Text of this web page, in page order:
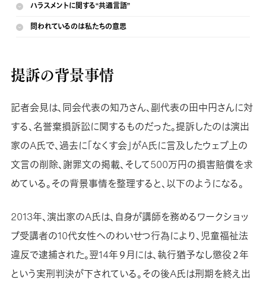
ハラスメントに関する“共通言語”
問われているのは私たちの意思
提訴の背景事情
記者会見は、同会代表の知乃さん、副代表の田中円さんに対
する、名誉棄損訴訟に関するものだった。提訴したのは演出
家のA氏で、過去に「なくす会」がA氏に言及したウェブ上の
文言の削除、謝罪文の掲載、そして500万円の損害賠償を求
めている。その背景事情を整理すると、以下のようになる。
2013年、演出家のA氏は、自身が講師を務めるワークショッ
プ受講者の10代女性へのわいせつ行為により、児童福祉法
違反で逮捕された。翌14年９月には、執行猶予なし懲役２年
という実刑判決が下されている。その後A氏は刑期を終え出